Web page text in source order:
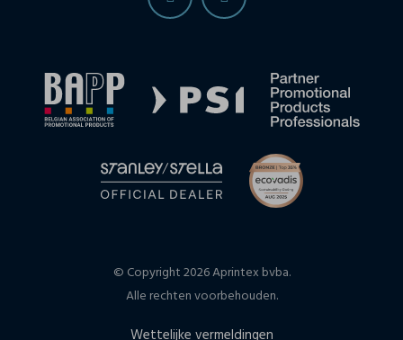
© Copyright 2026 Aprintex bvba.
Alle rechten voorbehouden.